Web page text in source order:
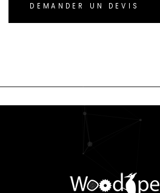
DEMANDER UN DEVIS